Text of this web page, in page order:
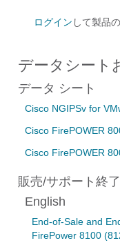
ログイン して製品
データシート
データ シート
Cisco NGIPSv for
Cisco FirePOWER
Cisco FirePOWER
販売/サポート終
English
End-of-Sale and
FirePower 8100